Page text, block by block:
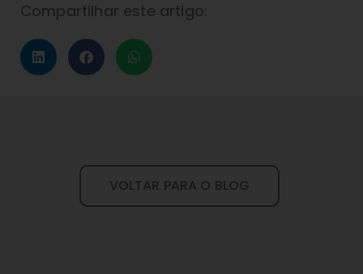
Compartilhar este artigo:
VOLTAR PARA O BLOG